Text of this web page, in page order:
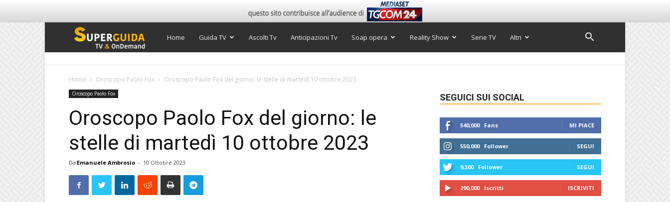
Super
Home Guida TV Ascolti Tv Anticipazioni Tv Soap opera Reality Show Serie TV Altri
Home Oroscopo Paolo Fox Oroscopo Paolo Fox del giorno: le stelle di martedì 10 ottobre 2023
Oroscopo Paolo Fox
Oroscopo Paolo Fox del giorno: le
stelle di martedì 10 ottobre 2023
Da Emanuele Ambrosio - 10 Ottobre 2023
SEGUICI SUI SOCIAL
540,000 Fans MI PIACE
550,000 Follower SEGUI
9,300 Follower SEGUI
290,000 Iscritti ISCRIVITI